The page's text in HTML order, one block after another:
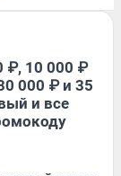
₽, 10 000 ₽
000 ₽ и 35
и все